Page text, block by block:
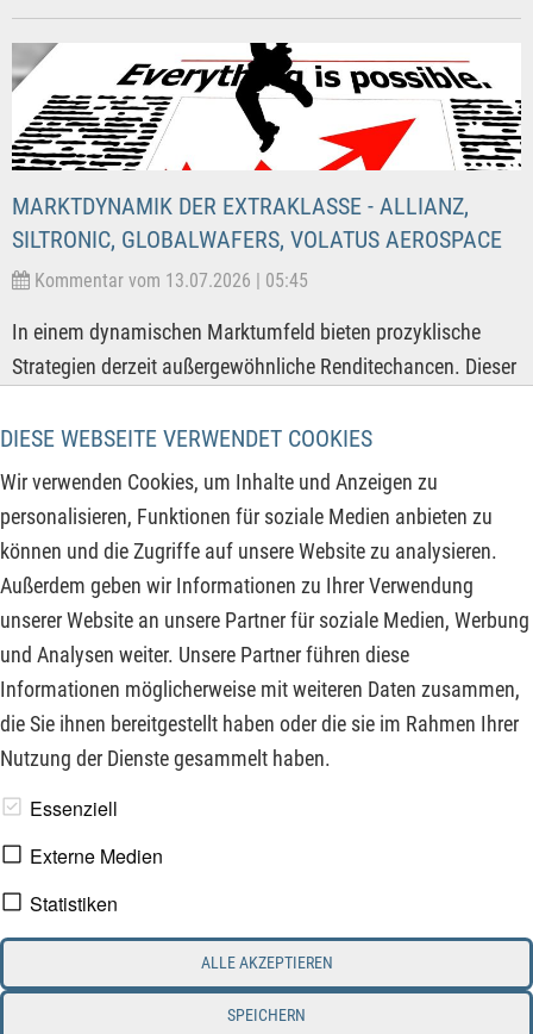
DIESE WEBSEITE VERWENDET COOKIES
Wir verwenden Cookies, um Inhalte und Anzeigen zu
personalisieren, Funktionen für soziale Medien anbieten zu
können und die Zugriffe auf unsere Website zu analysieren.
Außerdem geben wir Informationen zu Ihrer Verwendung
unserer Website an unsere Partner für soziale Medien, Werbung
und Analysen weiter. Unsere Partner führen diese
Informationen möglicherweise mit weiteren Daten zusammen,
die Sie ihnen bereitgestellt haben oder die sie im Rahmen Ihrer
Nutzung der Dienste gesammelt haben.
Essenziell
Externe Medien
Statistiken
ALLE AKZEPTIEREN
SPEICHERN
MARKTDYNAMIK DER EXTRAKLASSE - ALLIANZ,
SILTRONIC, GLOBALWAFERS, VOLATUS AEROSPACE
Kommentar vom 13.07.2026 | 05:45
In einem dynamischen Marktumfeld bieten prozyklische
Strategien derzeit außergewöhnliche Renditechancen. Dieser
aktuell durch fundamentale Stärke glänzen. Von explosiver
KI-Fantasie im Halbleiterbereich über strategische Gewinner
im 160-Mrd.-Dollar-Markt für Drohnentechnologie bis hin zu
einem deutschen Finanz-Schwergewicht auf Allzeithoch mit
starker Dividendenrendite. Was sind die Katalysatoren hinter
diesen Megatrends und warum sich das Weiterlesen für Ihr
Portfolio definitiv auszahlt.
www.derfinanzinvestor.de - © 2026 - Die Publikation für
Datenschutz
Interessenskonflikt & Risikohinweis
Nutzungsbedingungen